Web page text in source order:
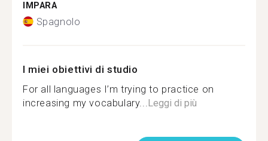
IMPARA
Spagnolo
I miei obiettivi di studio
For all languages I’m trying to practice on
increasing my vocabulary... Leggi di più